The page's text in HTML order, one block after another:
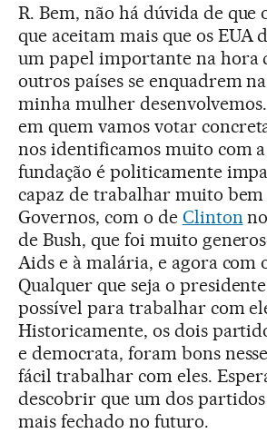
R. Bem, não há dúvida de que
que aceitam mais que os EUA
um papel importante na hora
outros países se enquadrem
minha mulher
em quem vamos votar
nos identificamos muito com
fundação é politicamente
capaz de trabalhar muito bem
Governos, com o de Clinton
de Bush, que foi muito
Aids e à malária, e agora com
Qualquer que seja o
possível para trabalhar com
Historicamente, os dois
e democrata, foram bons
fácil trabalhar com eles.
descobrir que um dos
mais fechado no futuro.